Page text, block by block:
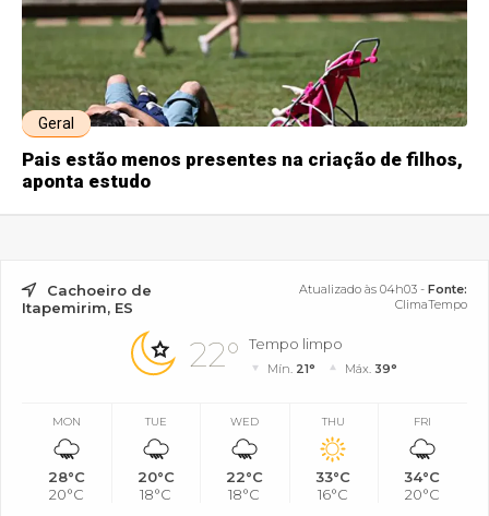
Geral
Pais estão menos presentes na criação de filhos,
aponta estudo
Cachoeiro de
Itapemirim, ES
Atualizado às 04h03 - Fonte:
ClimaTempo
22° Tempo limpo
Mín. 21° Máx. 39°
MON
28°C
20°C
TUE
20°C
18°C
WED
22°C
18°C
THU
33°C
16°C
FRI
34°C
20°C